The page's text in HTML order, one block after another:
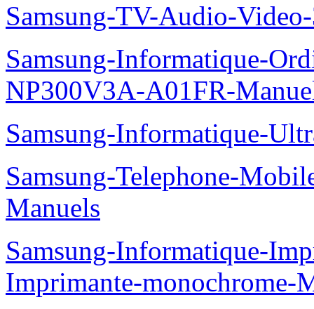
Samsung-TV-Audio-
Samsung-Informatique-
NP300V3A-A01FR-
Samsung-Informatique-
Samsung-Telephone-
Manuels
Samsung-Informatique-
Imprimante-monochrome-